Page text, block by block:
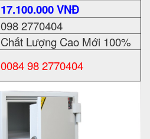
17.100.000 VNĐ
098 2770404
Chất Lượng Cao Mới 100%
0084 98 2770404